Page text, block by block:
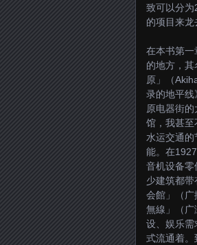
致可以分为
的项目来龙
在本书第一
的地方，
原」（
录的地平线
原电器街
馆，我甚至
水运交通
能。在
音机设备零
少建筑都
会館」（广
無線」（广
设、娱乐需
式流通着。